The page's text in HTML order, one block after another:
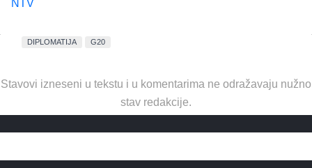
NTV
DIPLOMATIJA G20
Stavovi izneseni u tekstu i u komentarima ne odražavaju nužno
stav redakcije.